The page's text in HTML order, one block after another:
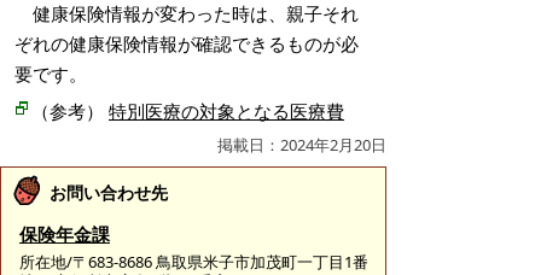
健康保険情報が変わった時は、親子それ
ぞれの健康保険情報が確認できるものが必
要です。
（参考） 特別医療の対象となる医療費
掲載日：2024年2月20日
お問い合わせ先
保険年金課
所在地/〒683-8686 鳥取県米子市加茂町一丁目1番